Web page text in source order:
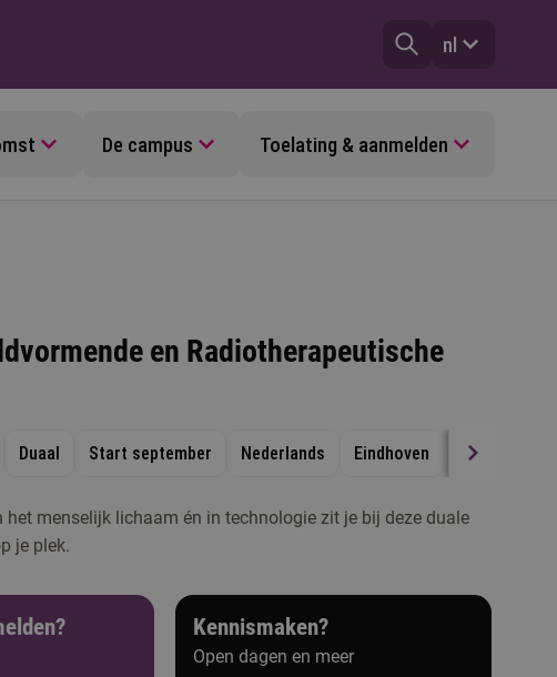
nl
De campus Toelating & aanmelden
en Radiotherapeutische
Duaal Start september Nederlands Eindhoven
het menselijk lichaam én in technologie zit je bij deze duale
je plek.
Kennismaken?
Open dagen en meer